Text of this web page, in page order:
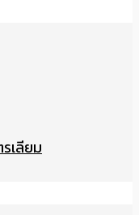
เลียม